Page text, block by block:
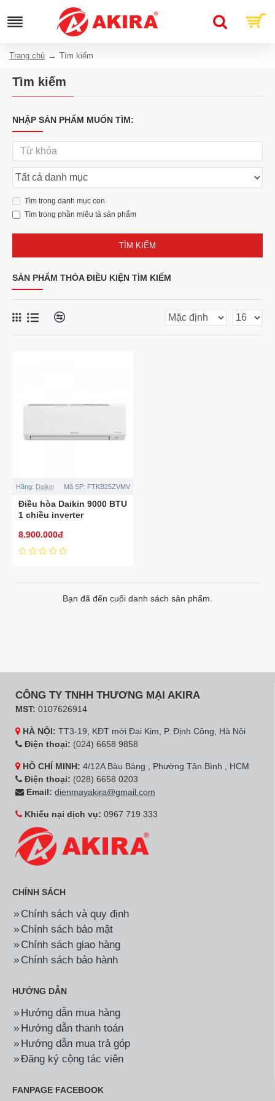
Trang chủ Tìm kiếm
Tìm kiếm
NHẬP SẢN PHẨM MUỐN TÌM:
Tìm trong danh mục con
Tìm trong phần miêu tả sản phẩm
TÌM KIẾM
SẢN PHẨM THỎA ĐIỀU KIỆN TÌM KIẾM
Hãng: Daikin Mã SP: FTKB25ZVMV
Điều hòa Daikin 9000 BTU
1 chiều inverter
8.900.000đ
Bạn đã đến cuối danh sách sản phẩm.
CÔNG TY TNHH THƯƠNG MẠI AKIRA
MST: 0107626914
HÀ NỘI: TT3-19, KĐT mới Đại Kim, P. Định Công, Hà Nội
Điện thoại: (024) 6658 9858
HỒ CHÍ MINH: 4/12A Bàu Bàng , Phường Tân Bình , HCM
Điện thoại: (028) 6658 0203
Email: dienmayakira@gmail.com
Khiếu nại dịch vụ: 0967 719 333
CHÍNH SÁCH
Chính sách và quy định
Chính sách bảo mật
Chính sách giao hàng
Chính sách bảo hành
HƯỚNG DẪN
Hướng dẫn mua hàng
Hướng dẫn thanh toán
Hướng dẫn mua trả góp
Đăng ký cộng tác viên
FANPAGE FACEBOOK